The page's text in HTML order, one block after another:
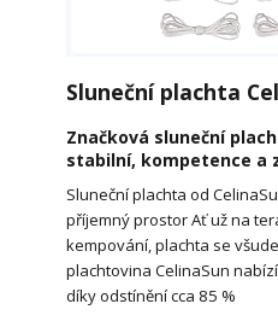
Sluneční plachta
Značková sluneční
stabilní, kompetence a
Sluneční plachta od
příjemný prostor Ať už na
kempování, plachta se
plachtovina CelinaSun
díky odstínění cca 85 %